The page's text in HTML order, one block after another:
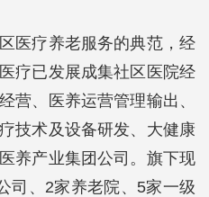
医疗养老服务的典范，经
疗已发展成集社区医院经
营、医养运营管理输出、
技术及设备研发、大健康
养产业集团公司。旗下现
司、2家养老院、5家一级